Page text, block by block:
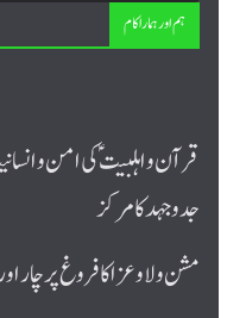
ہم اور ہمارا کام
قرآن و اہلبیت ؑ کی امن و
جدوجہد کا مرکز
مشن ولا و عزا کا فروغ پرچار